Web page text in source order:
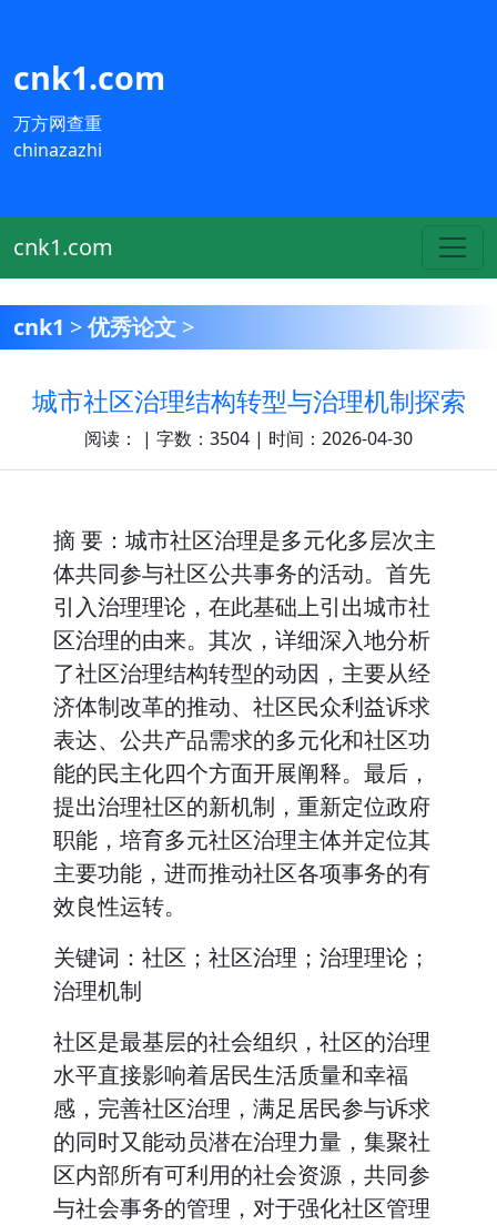
cnk1.com
万方网查重
chinazazhi
cnk1.com
cnk1 >优秀论文 >
城市社区治理结构转型与治理机制探索
阅读： | 字数：3504 | 时间：2026-04-30
摘 要：城市社区治理是多元化多层次主
体共同参与社区公共事务的活动。首先
引入治理理论，在此基础上引出城市社
区治理的由来。其次，详细深入地分析
了社区治理结构转型的动因，主要从经
济体制改革的推动、社区民众利益诉求
表达、公共产品需求的多元化和社区功
能的民主化四个方面开展阐释。最后，
提出治理社区的新机制，重新定位政府
职能，培育多元社区治理主体并定位其
主要功能，进而推动社区各项事务的有
效良性运转。
关键词：社区；社区治理；治理理论；
治理机制
社区是最基层的社会组织，社区的治理
水平直接影响着居民生活质量和幸福
感，完善社区治理，满足居民参与诉求
的同时又能动员潜在治理力量，集聚社
区内部所有可利用的社会资源，共同参
与社会事务的管理，对于强化社区管理